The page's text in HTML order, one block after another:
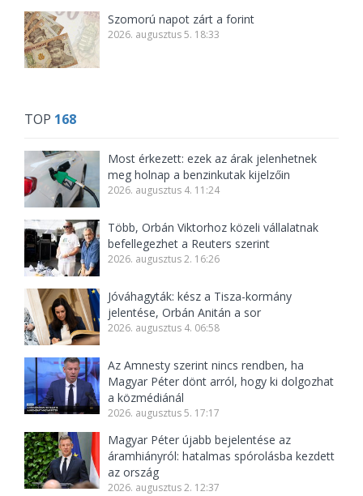
Szomorú napot zárt a forint
2026. augusztus 5. 18:33
TOP 168
Most érkezett: ezek az árak jelenhetnek
meg holnap a benzinkutak kijelzőin
2026. augusztus 4. 11:24
Több, Orbán Viktorhoz közeli vállalatnak
befellegezhet a Reuters szerint
2026. augusztus 2. 16:26
Jóváhagyták: kész a Tisza-kormány
jelentése, Orbán Anitán a sor
2026. augusztus 4. 06:58
Az Amnesty szerint nincs rendben, ha
Magyar Péter dönt arról, hogy ki dolgozhat
a közmédiánál
2026. augusztus 5. 17:17
Magyar Péter újabb bejelentése az
áramhiányról: hatalmas spórolásba kezdett
az ország
2026. augusztus 2. 12:37